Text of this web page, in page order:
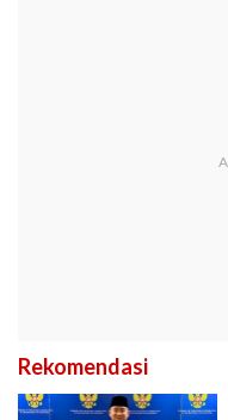
Rekomendasi